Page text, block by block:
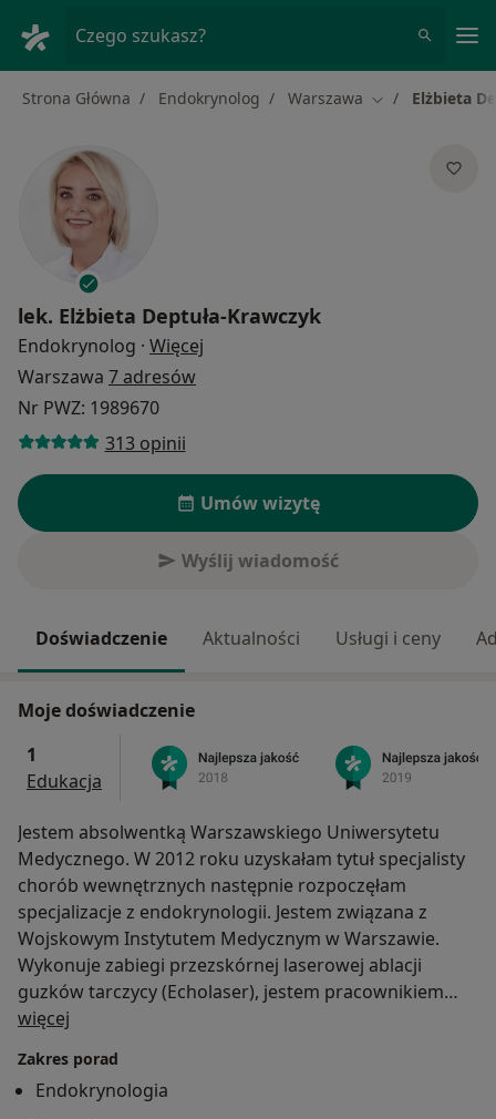
Czego szukasz?
Strona Główna Endokrynolog Warszawa Zmień miasto
Elżbieta
lek. Elżbieta Deptuła-Krawczyk
Endokrynolog · Więcej
Warszawa 7 adresów
Nr PWZ: 1989670
313 opinii
Umów wizytę
Wyślij wiadomość
Doświadczenie Aktualności Usługi i ceny
Moje doświadczenie
1
Edukacja
Jestem absolwentką Warszawskiego Uniwersytetu
Medycznego. W 2012 roku uzyskałam tytuł specjalisty
chorób wewnętrznych następnie rozpoczęłam
specjalizacje z endokrynologii. Jestem związana z
Wojskowym Instytutem Medycznym w Warszawie.
Wykonuje zabiegi przezskórnej laserowej ablacji
guzków tarczycy (Echolaser), jestem pracownikiem
szkoleniowym certyfikowanego ośrodka
więcej
Zakres porad
Endokrynologia